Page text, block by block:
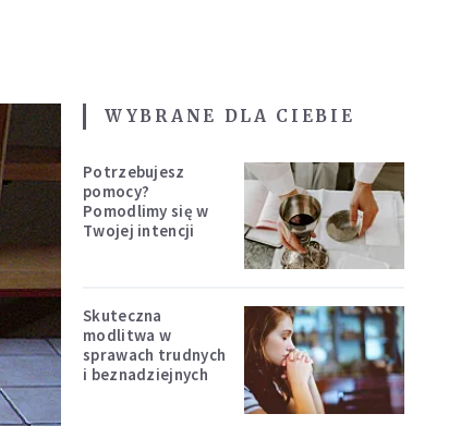
WYBRANE DLA CIEBIE
Potrzebujesz
pomocy?
Pomodlimy się w
Twojej intencji
Skuteczna
modlitwa w
sprawach trudnych
i beznadziejnych